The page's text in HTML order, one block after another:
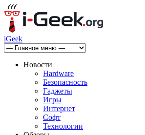
iGeek
Новости
Hardware
Безопасность
Гаджеты
Игры
Интернет
Софт
Технологии